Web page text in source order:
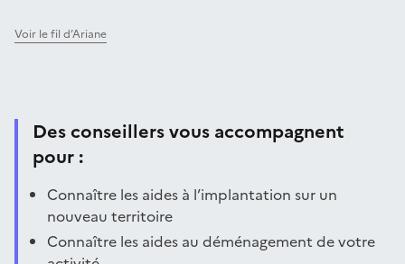
Voir le fil d’Ariane
Des conseillers vous accompagnent
pour :
Connaître les aides à l’implantation sur un
nouveau territoire
Connaître les aides au déménagement de votre